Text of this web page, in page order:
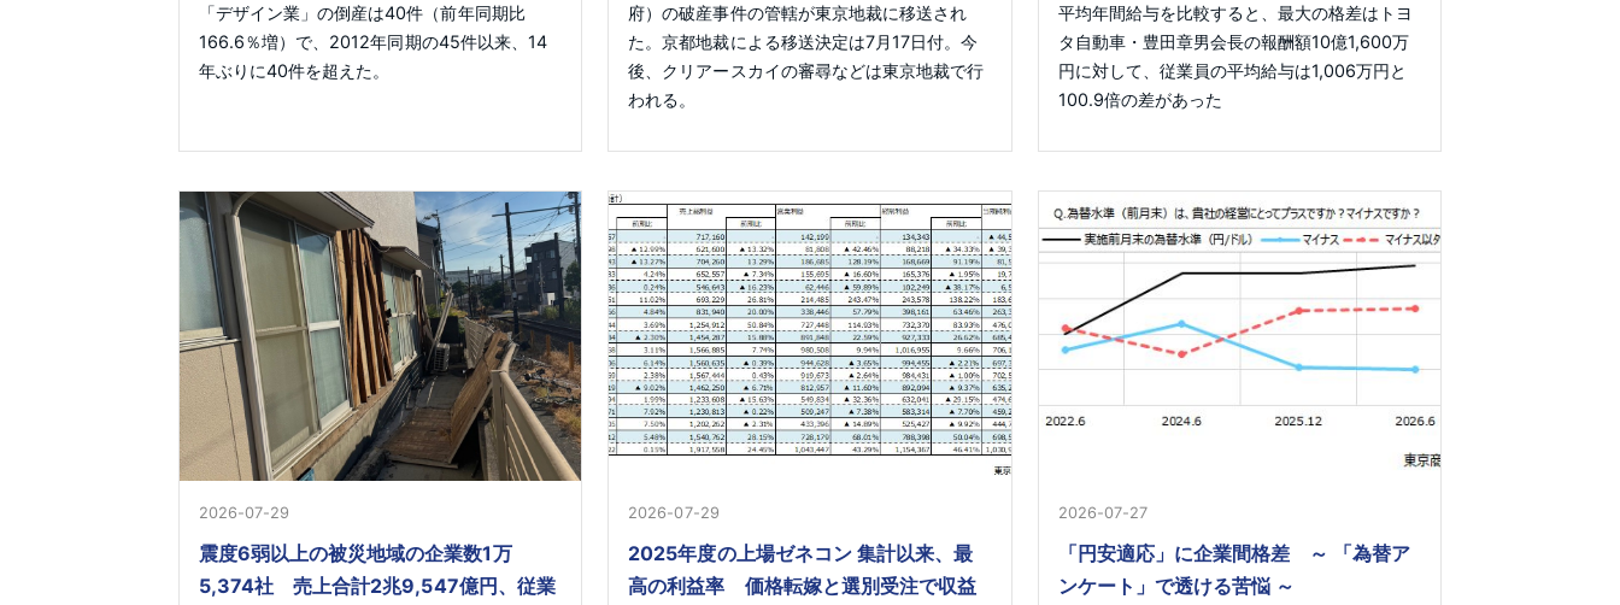
「デザイン業」の倒産は40件（前年同期比
166.6％増）で、2012年同期の45件以来、14
年ぶりに40件を超えた。
府）の破産事件の管轄が東京地裁に移送され
た。京都地裁による移送決定は7月17日付。今
後、クリアースカイの審尋などは東京地裁で行
われる。
平均年間給与を比較すると、最大の格差はトヨ
タ自動車・豊田章男会長の報酬額10億1,600万
円に対して、従業員の平均給与は1,006万円と
100.9倍の差があった
2026-07-29
震度6弱以上の被災地域の企業数1万
5,374社 売上合計2兆9,547億円、従業
2026-07-29
2025年度の上場ゼネコン 集計以来、最
高の利益率 価格転嫁と選別受注で収益
2026-07-27
「円安適応」に企業間格差 ～ 「為替ア
ンケート」で透ける苦悩 ～